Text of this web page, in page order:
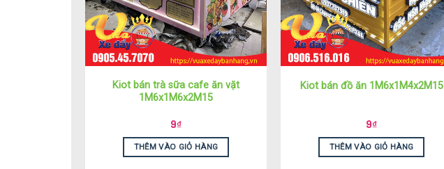
Kiot bán trà sữa cafe ăn vặt
1M6x1M6x2M15
9₫
THÊM VÀO GIỎ HÀNG
Kiot bán đồ ăn 1M6x1M4x2M15
9₫
THÊM VÀO GIỎ HÀNG